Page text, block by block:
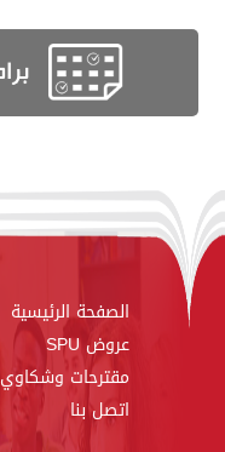
الصفحة الرئيسية
عروض SPU
مقترحات وشكاوي
اتصل بنا